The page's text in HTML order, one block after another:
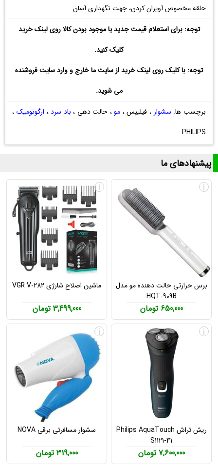
حلقه مخصوص آویزان کردن، جهت نگهداری آسان
توجه: برای استعلام قیمت جدید یا موجود بودن کالا روی لینک خرید
کلیک کنید.
توجه: با کلیک روی لینک خرید از سایت ما خارج و وارد سایت فروشنده
می شوید.
برچسب ها: سشوار ، فیلیپس ، مو، حالت دهی ، باد سرد، ارگونومیک،
PHILIPS
پیشنهادهای ما
برس حرارتی حالت دهنده مو مدل
HQT-909B
650,000 تومان
i
ماشین اصلاح شارژی VGR V-282
3,499,000 تومان
i
ریش تراش Philips AquaTouch
S1121-41
7,600,000 تومان
i
سشوار مسافرتی برقی NOVA
319,000 تومان
i